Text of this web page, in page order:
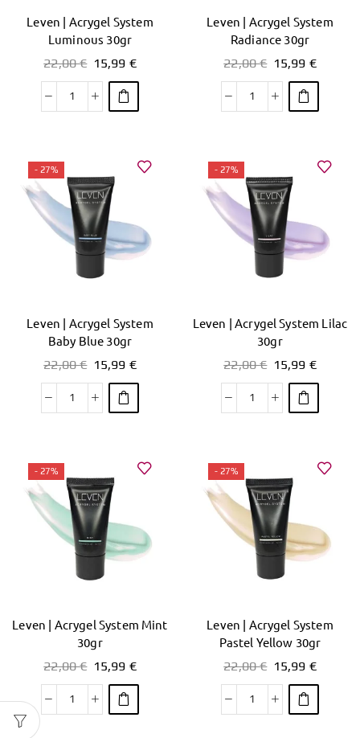
Leven | Acrygel System
Luminous 30gr
22,00€ 15,99 €
Leven | Acrygel System
Radiance 30gr
22,00€ 15,99 €
- 27%
Leven | Acrygel System
Baby Blue 30gr
22,00€ 15,99 €
- 27%
Leven | Acrygel System Lilac
30gr
22,00€ 15,99 €
- 27%
Leven | Acrygel System Mint
30gr
22,00€ 15,99 €
- 27%
Leven | Acrygel System
Pastel Yellow 30gr
22,00€ 15,99 €